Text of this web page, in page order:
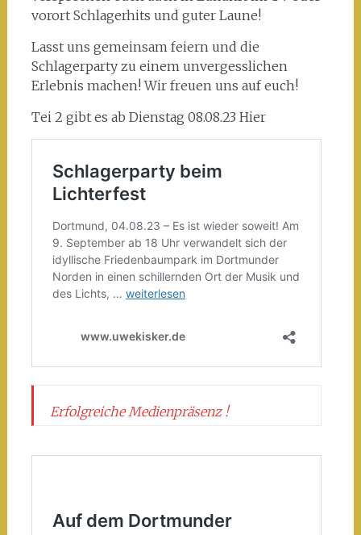
vorort Schlagerhits und guter Laune!
Lasst uns gemeinsam feiern und die
Schlagerparty zu einem unvergesslichen
Erlebnis machen! Wir freuen uns auf euch!
Tei 2 gibt es ab Dienstag 08.08.23 Hier
Erfolgreiche Medienpräsenz !